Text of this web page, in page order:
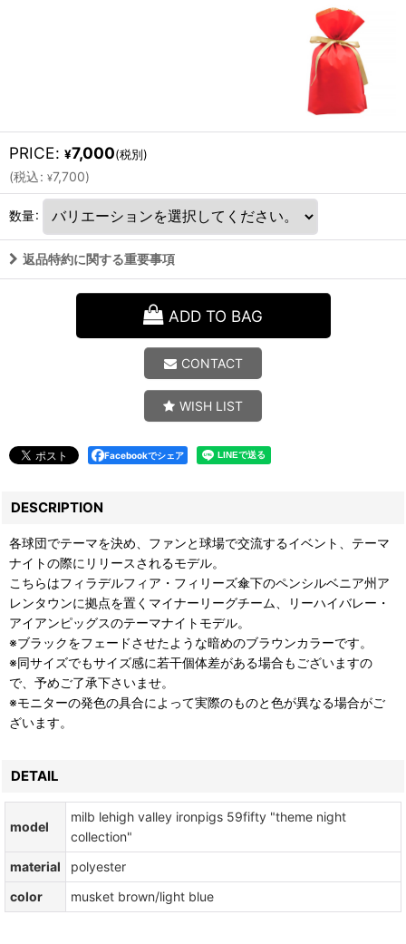
PRICE: ¥7,000(税別)
(税込: ¥7,700)
数量:
返品特約に関する重要事項
ADD TO BAG
CONTACT
WISH LIST
Facebookでシェア
DESCRIPTION
各球団でテーマを決め、ファンと球場で交流するイベント、テーマ
ナイトの際にリリースされるモデル。
こちらはフィラデルフィア・フィリーズ傘下のペンシルベニア州ア
レンタウンに拠点を置くマイナーリーグチーム、リーハイバレー・
アイアンピッグスのテーマナイトモデル。
※ブラックをフェードさせたような暗めのブラウンカラーです。
※同サイズでもサイズ感に若干個体差がある場合もございますの
で、予めご了承下さいませ。
※モニターの発色の具合によって実際のものと色が異なる場合がご
ざいます。
DETAIL
model
milb lehigh valley ironpigs 59fifty "theme night
collection"
material
polyester
color
musket brown/light blue